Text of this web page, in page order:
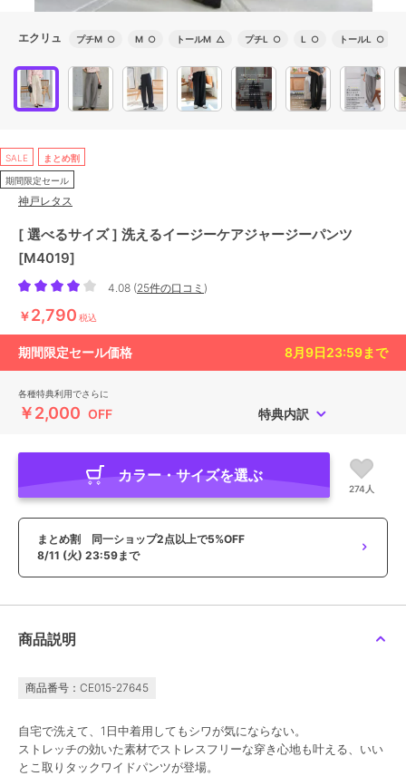
エクリュ プチM ○ M ○ トールM △ プチL ○ L ○ トールL ○
SALE まとめ割
期間限定セール
神戸レタス
[ 選べるサイズ ] 洗えるイージーケアジャージーパンツ
[M4019]
4.08 (25件の口コミ )
￥2,790 税込
期間限定セール価格 8月9日23:59まで
各種特典利用でさらに
￥2,000 OFF 特典内訳
カラー・サイズを選ぶ
274人
まとめ割 同一ショップ2点以上で5%OFF
8/11 (火) 23:59まで
商品説明
商品番号：CE015-27645
自宅で洗えて、1日中着用してもシワが気にならない。
ストレッチの効いた素材でストレスフリーな穿き心地も叶える、いい
とこ取りタックワイドパンツが登場。